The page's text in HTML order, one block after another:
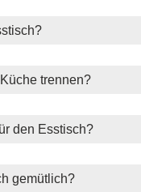
trennen?
den Esstisch?
gemütlich?